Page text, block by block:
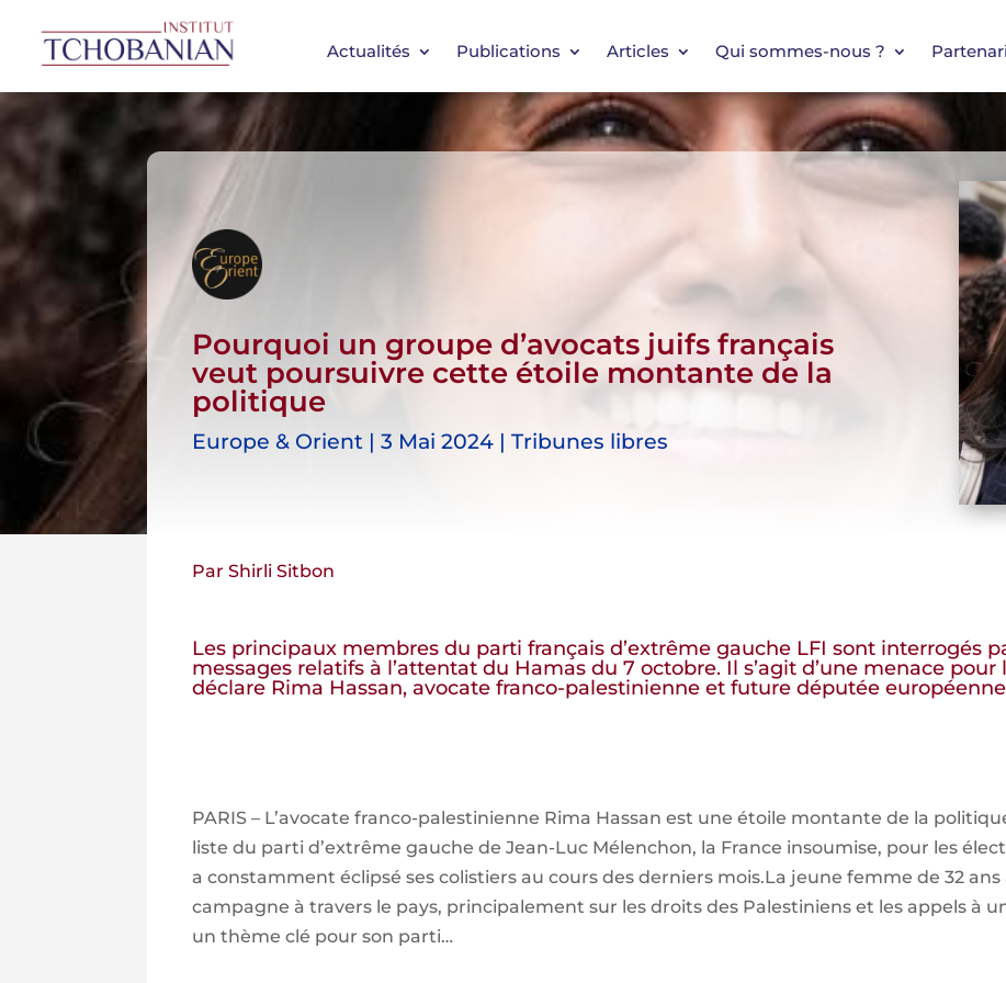
Actualités Publications Articles Qui sommes-nous ?
Pourquoi un groupe d’avocats juifs français
veut poursuivre cette étoile montante de la
politique
Europe & Orient | 3 Mai 2024 | Tribunes libres
Par Shirli Sitbon
Les principaux membres du parti français d’extrême gauche LFI sont interrogés
messages relatifs à l’attentat du Hamas du 7 octobre. Il s’agit d’une menace pour
déclare Rima Hassan, avocate franco-palestinienne et future députée
PARIS – L’avocate franco-palestinienne Rima Hassan est une étoile montante de la
liste du parti d’extrême gauche de Jean-Luc Mélenchon, la France insoumise, pour les
a constamment éclipsé ses colistiers au cours des derniers mois.La jeune femme de 32
campagne à travers le pays, principalement sur les droits des Palestiniens et les appels à
un thème clé pour son parti…